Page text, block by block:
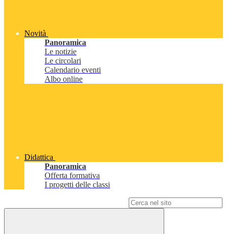
Novità
Panoramica
Le notizie
Le circolari
Calendario eventi
Albo online
Didattica
Panoramica
Offerta formativa
I progetti delle classi